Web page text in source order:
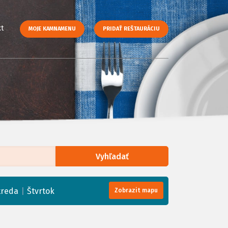
MOJE KAMNAMENU PRIDAŤ REŠTAURÁCIU
Vyhľadať
Štvrtok Zobrazit mapu